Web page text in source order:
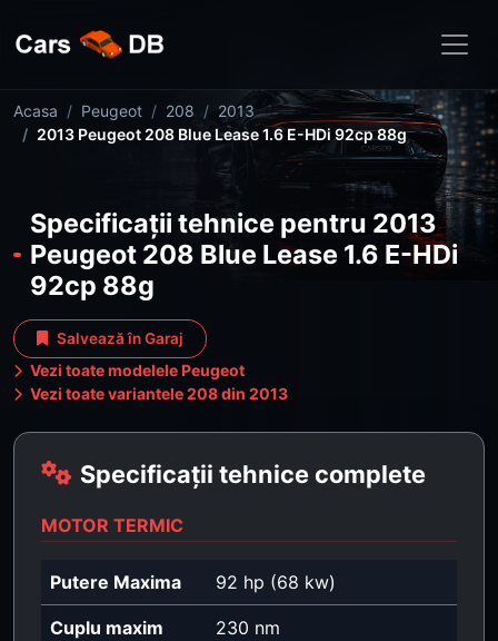
Acasa Peugeot 208
2013
2013 Peugeot 208 Blue Lease 1.6 E-HDi 92cp 88g
Specificații tehnice pentru 2013
Peugeot 208 Blue Lease 1.6 E-HDi
92cp 88g
Salvează în Garaj
Vezi toate modelele Peugeot
Vezi toate variantele 208 din 2013
Specificații tehnice complete
MOTOR TERMIC
Putere Maxima 92 hp (68 kw)
Cuplu maxim
230 nm